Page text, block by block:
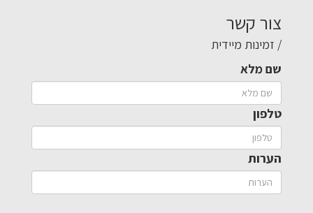
צור קשר
/ זמינות מיידית
שם מלא
טלפון
הערות